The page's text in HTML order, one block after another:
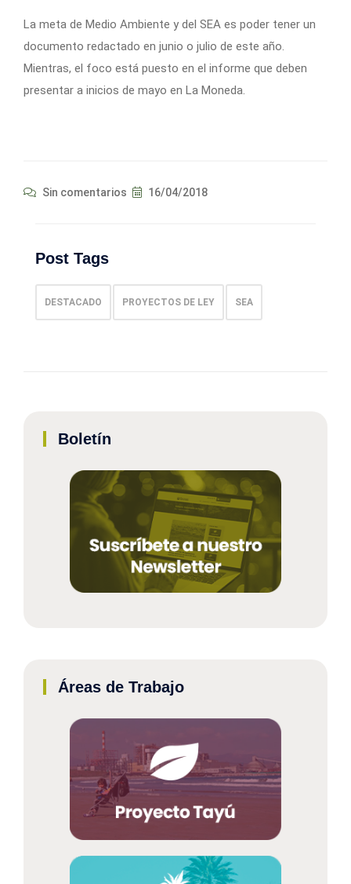
La meta de Medio Ambiente y del SEA es poder tener un
documento redactado en junio o julio de este año.
Mientras, el foco está puesto en el informe que deben
presentar a inicios de mayo en La Moneda.
Sin comentarios 16/04/2018
Post Tags
DESTACADO PROYECTOS DE LEY SEA
Boletín
Áreas de Trabajo